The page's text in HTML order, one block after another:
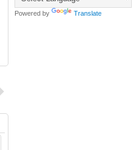
Powered by Translate